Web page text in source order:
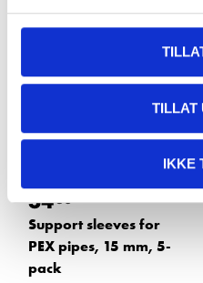
TILLAT
IKKE
5490
Support sleeves for
PEX pipes, 15 mm, 5-
pack